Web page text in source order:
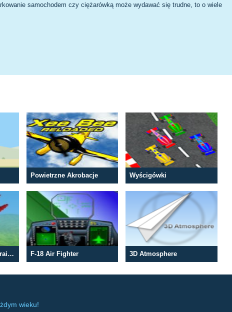
samochodem czy ciężarówką może wydawać się trudne, to o wiele
Powietrzne Akrobacje Wyścigówki
Flight 3D Aerobatics Training F-18 Air Fighter 3D Atmosphere
wieku!